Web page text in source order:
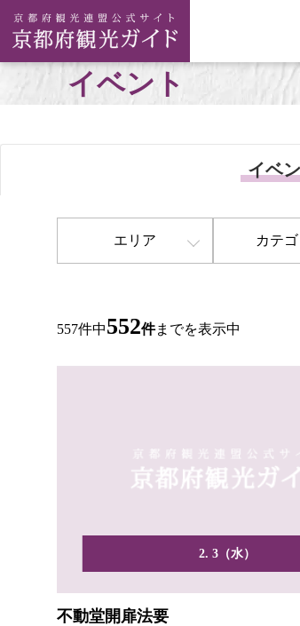
イベント
イベ
エリア カテ
557件中552件までを表示中
2. 3（水）
不動堂開扉法要